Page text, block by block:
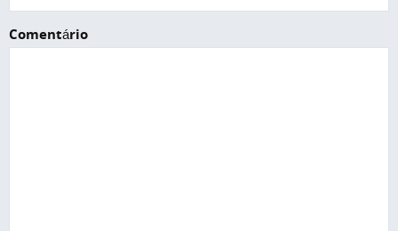
Comentário